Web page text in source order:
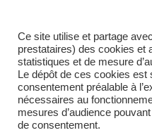
Ce site utilise et partage
prestataires) des cookies et
statistiques et de mesure
Le dépôt de ces cookies est
consentement préalable à
nécessaires au
mesures d’audience
de consentement.